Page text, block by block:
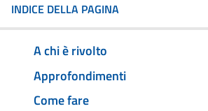
INDICE DELLA PAGINA
A chi è rivolto
Approfondimenti
Come fare